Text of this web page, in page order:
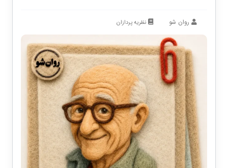
روان شو نظریه پردازان